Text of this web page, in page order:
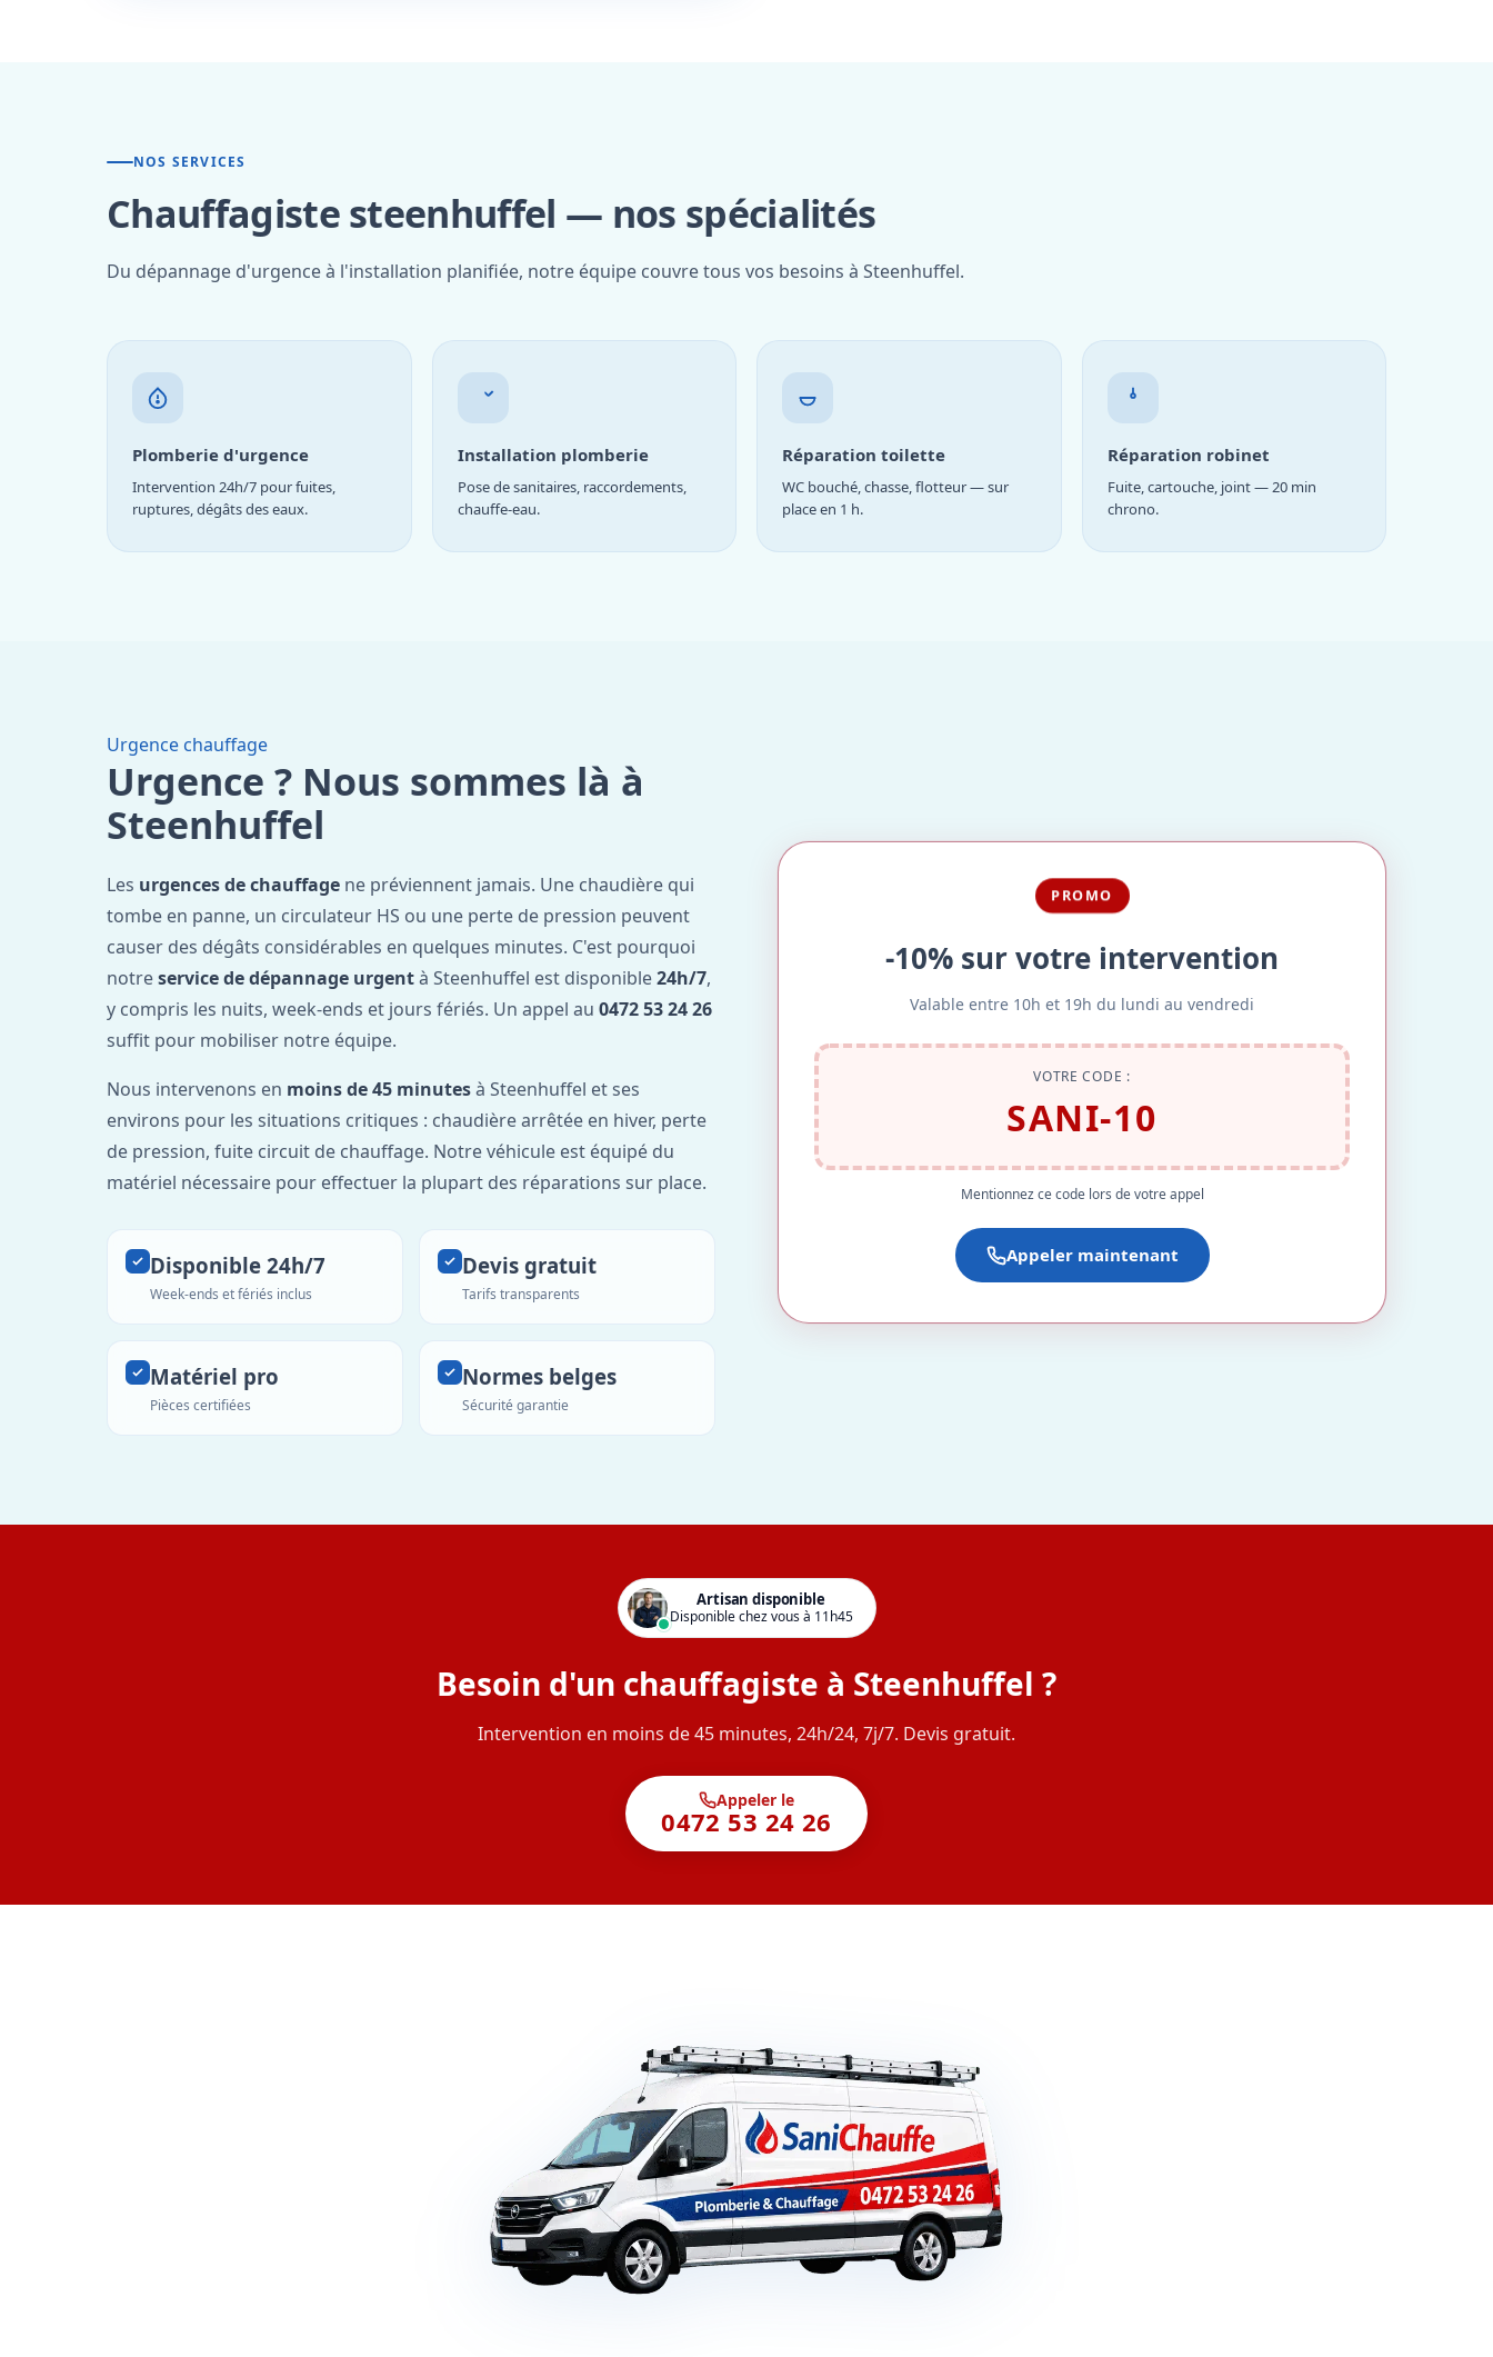
NOS SERVICES
Chauffagiste steenhuffel — nos spécialités
Du dépannage d'urgence à l'installation planifiée, notre équipe couvre tous vos besoins à Steenhuffel.
Plomberie d'urgence
Intervention 24h/7 pour fuites,
ruptures, dégâts des eaux.
Installation plomberie
Pose de sanitaires, raccordements,
chauffe-eau.
Réparation toilette
WC bouché, chasse, flotteur — sur
place en 1 h.
Réparation robinet
Fuite, cartouche, joint — 20 min
chrono.
Urgence chauffage
Urgence ? Nous sommes là à
Steenhuffel
Les urgences de chauffage ne préviennent jamais. Une chaudière qui
tombe en panne, un circulateur HS ou une perte de pression peuvent
causer des dégâts considérables en quelques minutes. C'est pourquoi
notreservice de dépannage urgentà Steenhuffel est disponible24h/7,
y compris les nuits, week-ends et jours fériés. Un appel au 0472 53 24 26
suffit pour mobiliser notre équipe.
Nous intervenons en moins de 45 minutesà Steenhuffel et ses
environs pour les situations critiques : chaudière arrêtée en hiver, perte
de pression, fuite circuit de chauffage. Notre véhicule est équipé du
matériel nécessaire pour effectuer la plupart des réparations sur place.
Disponible 24h/7
Week-ends et fériés inclus
Devis gratuit
Tarifs transparents
Matériel pro
Pièces certifiées
Normes belges
Sécurité garantie
PROMO
-10% sur votre intervention
Valable entre 10h et 19h du lundi au vendredi
VOTRE CODE :
SANI-10
Mentionnez ce code lors de votre appel
Appeler maintenant
Artisan disponible
Disponible chez vous à 11h45
Besoin d'un chauffagiste à Steenhuffel ?
Intervention en moins de 45 minutes, 24h/24, 7j/7. Devis gratuit.
Appeler le
0472 53 24 26